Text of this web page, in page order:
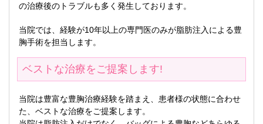
の治療後のトラブルも多く発生しております。
当院では、経験が10年以上の専門医のみが脂肪注入による豊
胸手術を担当します。
ベストな治療をご提案します!
当院は豊富な豊胸治療経験を踏まえ、患者様の状態に合わせ
た、ベストな治療をご提案します。